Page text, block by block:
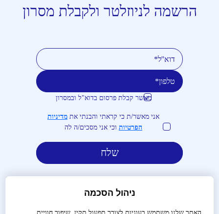
הרשמה לניוזלטר ולקבלת מסרון
מאשר קבלת פרסום בדוא"ל ובמסרון
אני מאשר/ת כי קראתי והבנתי את מדיניות
הפרטיות וכי אני מסכים/ה לה
ניהול הסכמה